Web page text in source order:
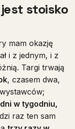
stoisko
mam okazję
i z jednym, i z
Targi trwają
, czasem dwa,
w tygodniu,
raz ten sam